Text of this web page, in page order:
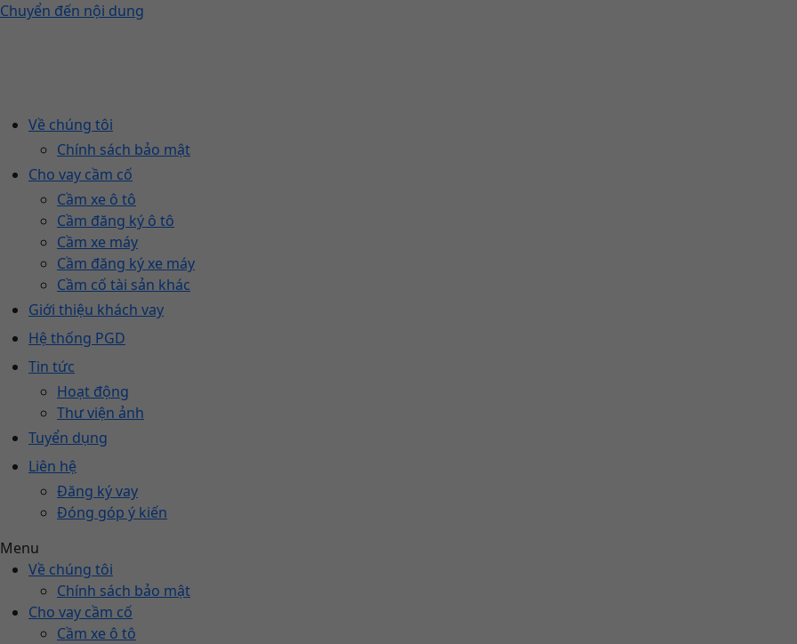
Chuyển đến nội dung
Về chúng tôi
Chính sách bảo mật
Cho vay cầm cố
Cầm xe ô tô
Cầm đăng ký ô tô
Cầm xe máy
Cầm đăng ký xe máy
Cầm cố tài sản khác
Giới thiệu khách vay
Hệ thống PGD
Tin tức
Hoạt động
Thư viện ảnh
Tuyển dụng
Liên hệ
Đăng ký vay
Đóng góp ý kiến
Menu
Về chúng tôi
Chính sách bảo mật
Cho vay cầm cố
Cầm xe ô tô